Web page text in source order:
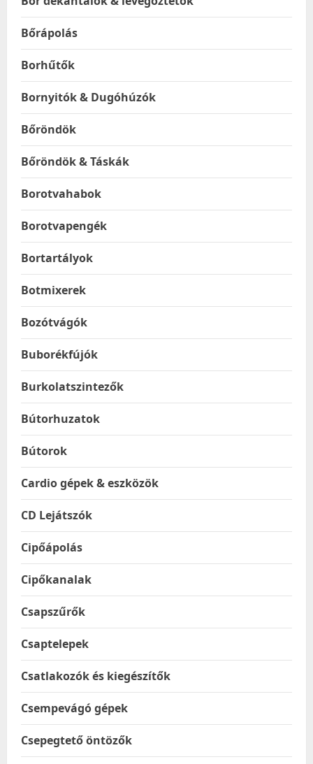
Bőrápolás
Borhűtők
Bornyitók & Dugóhúzók
Bőröndök
Bőröndök & Táskák
Borotvahabok
Borotvapengék
Bortartályok
Botmixerek
Bozótvágók
Buborékfújók
Burkolatszintezők
Bútorhuzatok
Bútorok
Cardio gépek & eszközök
CD Lejátszók
Cipőápolás
Cipőkanalak
Csapszűrők
Csaptelepek
Csatlakozók és kiegészítők
Csempevágó gépek
Csepegtető öntözők